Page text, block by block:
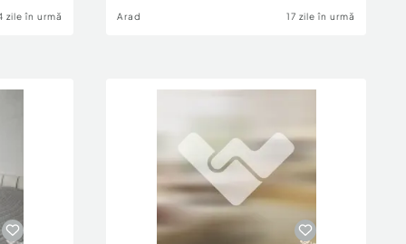
zile în urmă Arad 17 zile în urmă